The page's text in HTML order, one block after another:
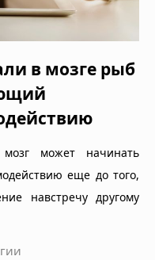
в мозге рыб
может начинать
еще до того,
навстречу другому